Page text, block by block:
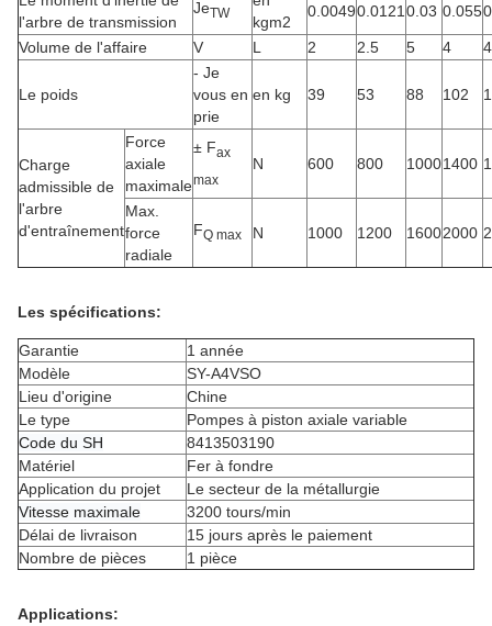
l'arbre de transmission
JeTW
kgm2
0.00490.0121 0.03 0.055
Volume de l'affaire V L 2 2.5 5 4 4
Le poids
- Je
vous en
prie
en kg 39 53 88 102
Charge
admissible de
l'arbre
d'entraînement
Force
axiale
maximale
± Fax
max
N 600 800 10001400
Max.
force
radiale
FQ max N 1000 1200 16002000
Les spécifications:
Garantie
1 année
Modèle
SY-A4VSO
Lieu d'origine
Chine
Le type
Pompes à piston axiale variable
Code du SH
8413503190
Matériel
Fer à fondre
Application du projet
Le secteur de la métallurgie
Vitesse maximale
3200 tours/min
Délai de livraison
15 jours après le paiement
Nombre de pièces
1 pièce
Applications: